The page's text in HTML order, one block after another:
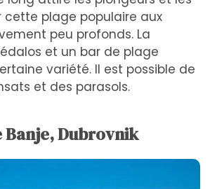
cette plage populaire aux
peu profonds. La
et un bar de plage
variété. Il est possible de
et des parasols.
Banje, Dubrovnik